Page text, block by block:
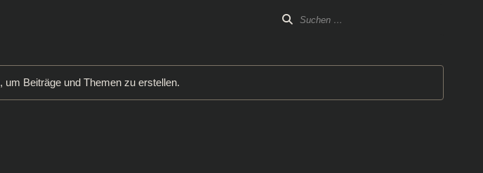
, um Beiträge und Themen zu erstellen.